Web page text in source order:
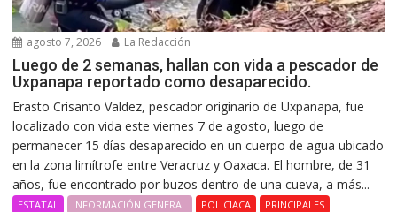
agosto 7, 2026 La Redacción
Luego de 2 semanas, hallan con vida a pescador de
Uxpanapa reportado como desaparecido.
Erasto Crisanto Valdez, pescador originario de Uxpanapa, fue
localizado con vida este viernes 7 de agosto, luego de
permanecer 15 días desaparecido en un cuerpo de agua ubicado
en la zona limítrofe entre Veracruz y Oaxaca. El hombre, de 31
años, fue encontrado por buzos dentro de una cueva, a más...
ESTATAL INFORMACIÓN GENERAL POLICIACA PRINCIPALES